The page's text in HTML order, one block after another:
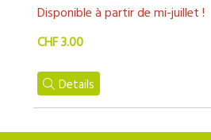
Disponible à partir de mi-juillet !
CHF 3.00
Details